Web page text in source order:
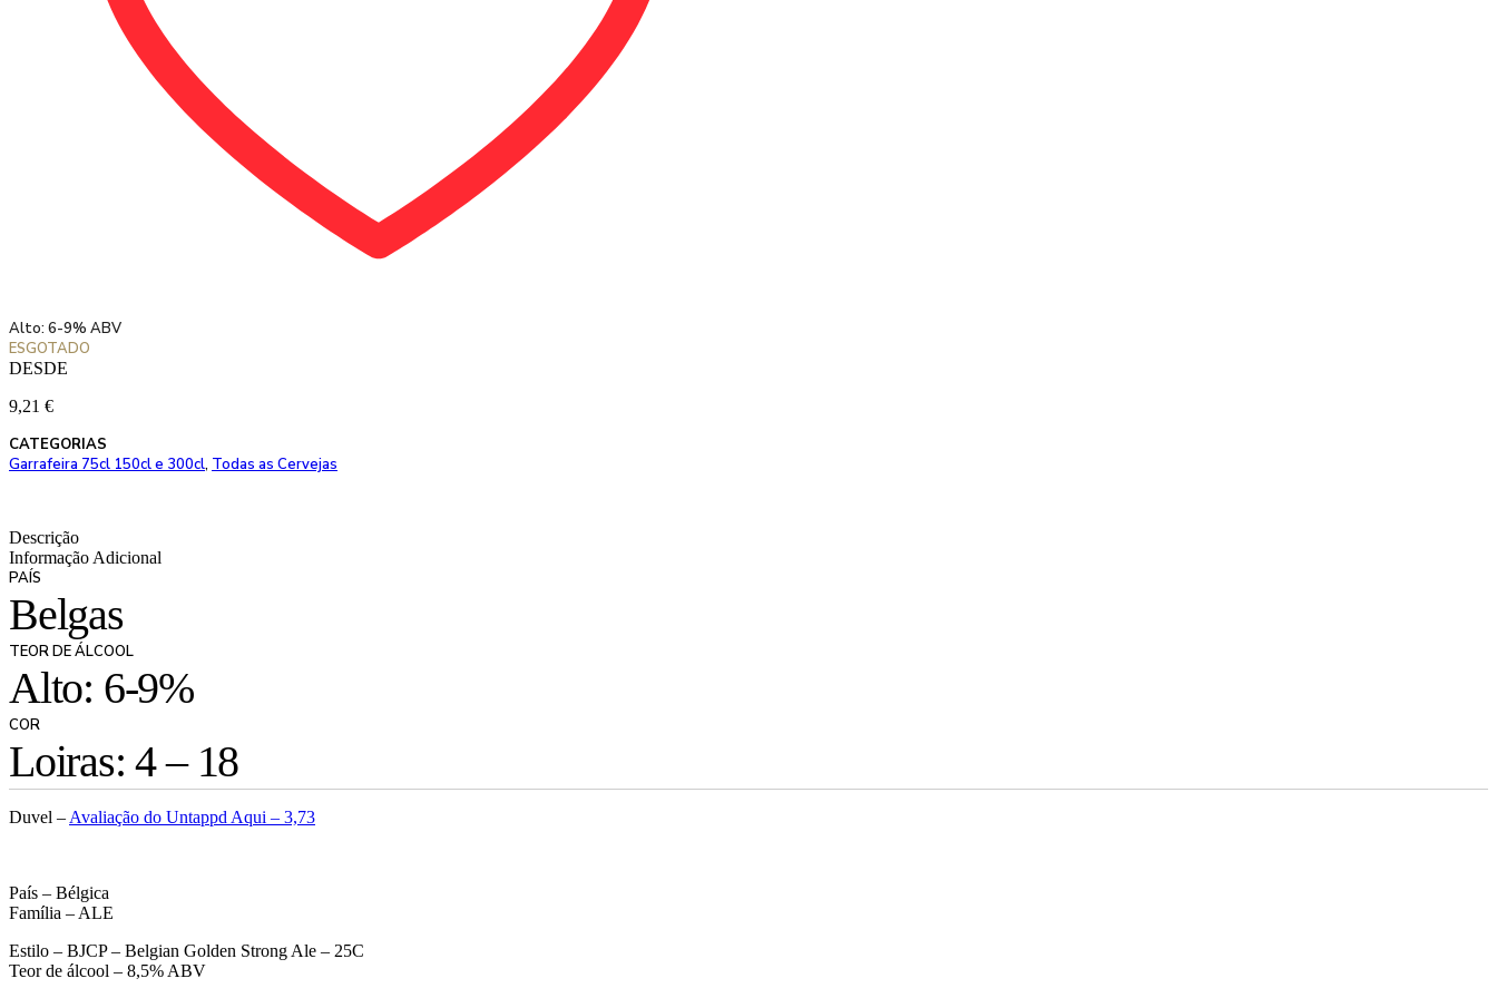
Alto: 6-9% ABV
ESGOTADO
DESDE
9,21 €
CATEGORIAS
Garrafeira 75cl 150cl e 300cl, Todas as Cervejas
Descrição
Informação Adicional
PAÍS
Belgas
TEOR DE ÁLCOOL
Alto: 6-9%
COR
Loiras: 4 – 18
Duvel – Avaliação do Untappd Aqui – 3,73
País – Bélgica
Família – ALE
Estilo – BJCP – Belgian Golden Strong Ale – 25C
Teor de álcool – 8,5% ABV